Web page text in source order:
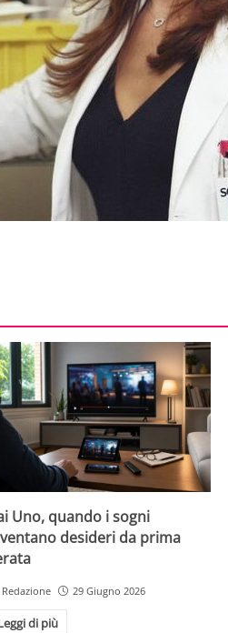
Uno, quando i sogni
desideri da prima
Redazione 29 Giugno 2026
di più